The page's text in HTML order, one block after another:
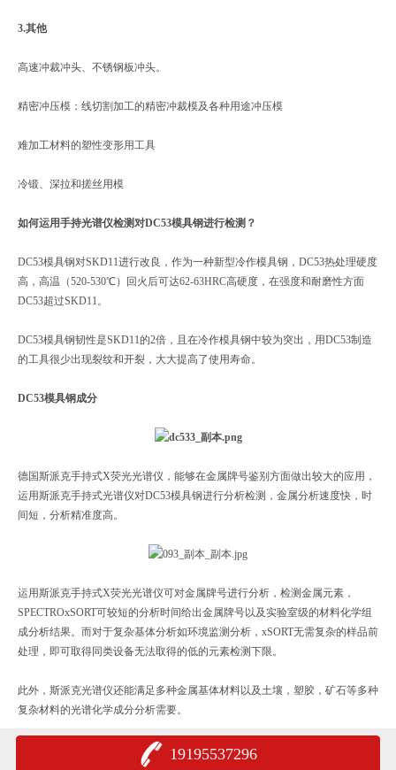
3.其他
高速冲裁冲头、不锈钢板冲头。
精密冲压模：线切割加工的精密冲裁模及各种用途冲压模
难加工材料的塑性变形用工具
冷锻、深拉和搓丝用模
如何运用手持光谱仪检测对DC53模具钢进行检测？
DC53模具钢对SKD11进行改良，作为一种新型冷作模具钢，DC53热处理硬度
高，高温（520-530℃）回火后可达62-63HRC高硬度，在强度和耐磨性方面
DC53超过SKD11。
DC53模具钢韧性是SKD11的2倍，且在冷作模具钢中较为突出，用DC53制造
的工具很少出现裂纹和开裂，大大提高了使用寿命。
DC53模具钢成分
德国斯派克手持式X荧光光谱仪，能够在金属牌号鉴别方面做出较大的应用，
运用斯派克手持式光谱仪对DC53模具钢进行分析检测，金属分析速度快，时
间短，分析精准度高。
运用斯派克手持式X荧光光谱仪可对金属牌号进行分析，检测金属元素，
SPECTROxSORT可较短的分析时间给出金属牌号以及实验室级的材料化学组
成分析结果。而对于复杂基体分析如环境监测分析，xSORT无需复杂的样品前
处理，即可取得同类设备无法取得的低的元素检测下限。
此外，斯派克光谱仪还能满足多种金属基体材料以及土壤，塑胶，矿石等多种
复杂材料的光谱化学成分分析需要。
19195537296